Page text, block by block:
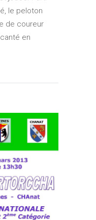
le peloton
de coureur
en